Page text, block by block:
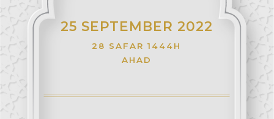
25 SEPTEMBER 2022
28 SAFAR 1444H
AHAD